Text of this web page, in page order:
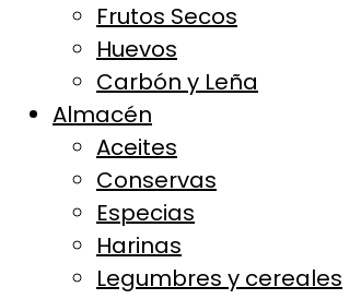
Frutos Secos
Huevos
Carbón y Leña
Almacén
Aceites
Conservas
Especias
Harinas
Legumbres y cereales